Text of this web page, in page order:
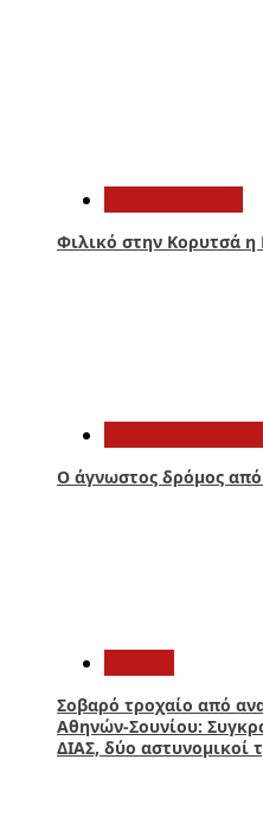
Φιλικό στην Κορυτσά
Ο άγνωστος δρόμος
Σοβαρό τροχαίο από
Αθηνών-Σουνίου:
ΔΙΑΣ, δύο αστυνομικοί